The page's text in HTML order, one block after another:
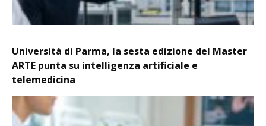
Università di Parma, la sesta edizione del Master
ARTE punta su intelligenza artificiale e
telemedicina